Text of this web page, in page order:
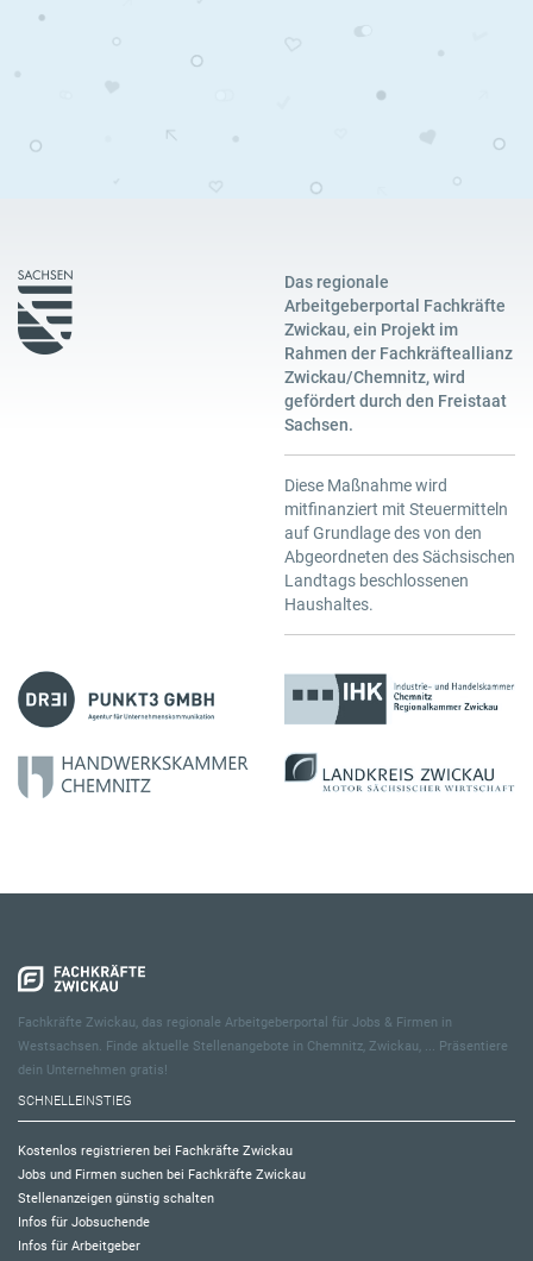
Das regionale
Arbeitgeberportal Fachkräfte
Zwickau, ein Projekt im
Rahmen der Fachkräfteallianz
Zwickau/Chemnitz, wird
gefördert durch den Freistaat
Sachsen.
Diese Maßnahme wird
mitfinanziert mit Steuermitteln
auf Grundlage des von den
Abgeordneten des Sächsischen
Landtags beschlossenen
Haushaltes.
Fachkräfte Zwickau, das regionale Arbeitgeberportal für Jobs & Firmen in
Westsachsen. Finde aktuelle Stellenangebote in Chemnitz, Zwickau, ... Präsentiere
dein Unternehmen gratis!
SCHNELLEINSTIEG
Kostenlos registrieren bei Fachkräfte Zwickau
Jobs und Firmen suchen bei Fachkräfte Zwickau
Stellenanzeigen günstig schalten
Infos für Jobsuchende
Infos für Arbeitgeber